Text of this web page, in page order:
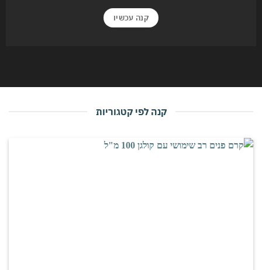
קנה עכשיו
קנה לפי קטגוריות